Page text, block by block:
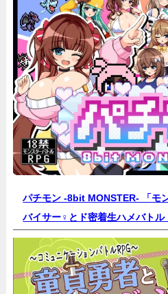
パチモン -8bit MONSTER- 「モ
バイサー♀とド密着生ハメバトル